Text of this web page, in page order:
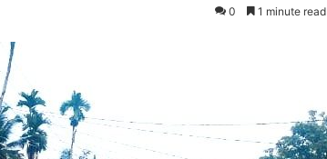
0 1 minute read